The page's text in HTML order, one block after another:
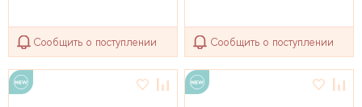
Сообщить о поступлении Сообщить о поступлении